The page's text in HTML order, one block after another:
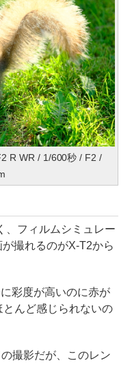
R WR / 1/600秒 / F2 /
、フィルムシミュレー
撮れるのがX-T2から
彩度が高いのに赤が
んど感じられないの
撮影だが、このレン